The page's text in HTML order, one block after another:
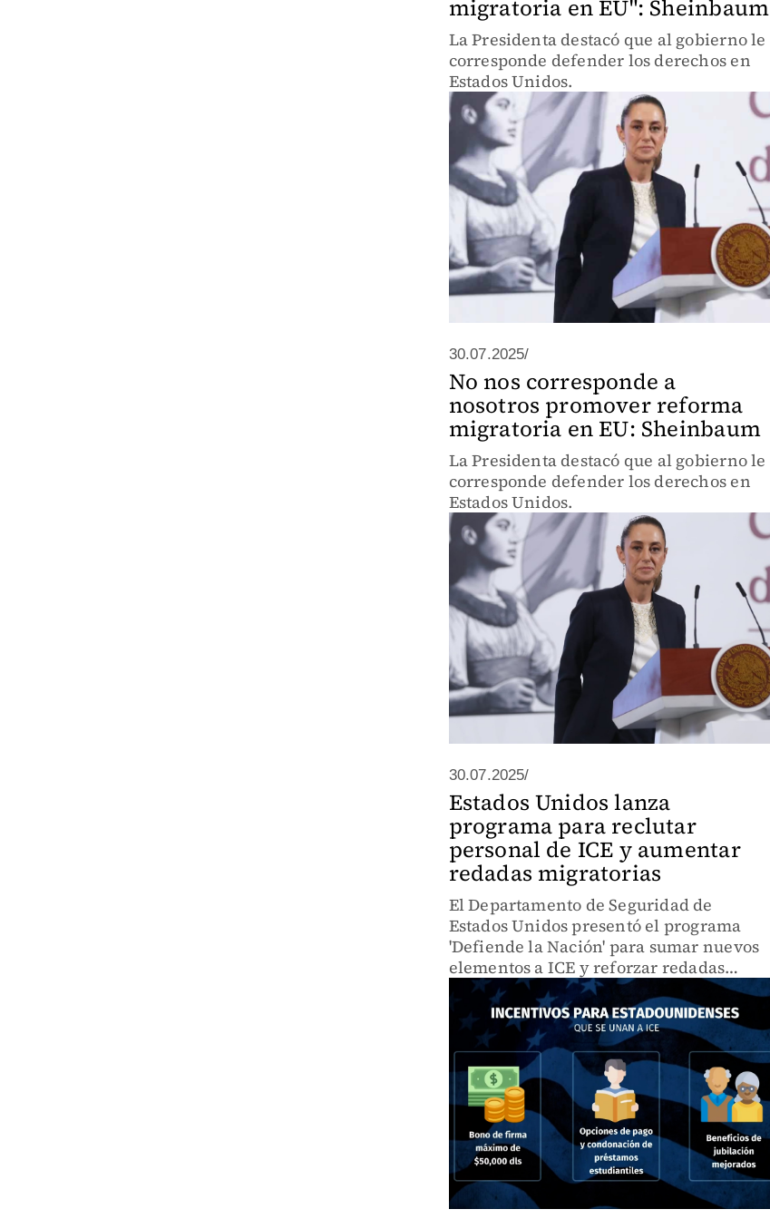
migratoria en EU": Sheinbaum
La Presidenta destacó que al gobierno le
corresponde defender los derechos en
Estados Unidos.
30.07.2025/
No nos corresponde a
nosotros promover reforma
migratoria en EU: Sheinbaum
La Presidenta destacó que al gobierno le
corresponde defender los derechos en
Estados Unidos.
30.07.2025/
Estados Unidos lanza
programa para reclutar
personal de ICE y aumentar
redadas migratorias
El Departamento de Seguridad de
Estados Unidos presentó el programa
'Defiende la Nación' para sumar nuevos
elementos a ICE y reforzar redadas
contra migrantes en todo el país.